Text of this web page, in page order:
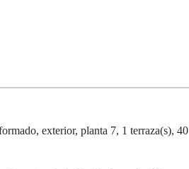
exterior, planta 7, 1 terraza(s), 40